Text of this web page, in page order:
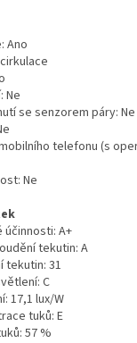
Ano
Ne
se senzorem páry:Ne
telefonu (s
Ne
účinnosti:A+
tekutin: A
tekutin: 31
C
17,1 lux/W
tuků: E
57 %